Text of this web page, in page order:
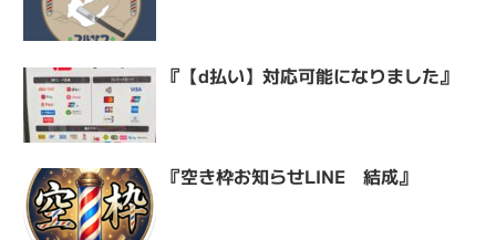
『【d払い】対応可能になりました』
『空き枠お知らせLINE 結成』